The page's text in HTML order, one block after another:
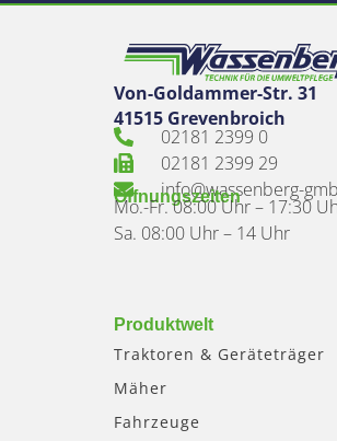
Von-Goldammer-Str. 31
41515 Grevenbroich
02181 2399 0
02181 2399 29
info@wassenberg-
Öffnungszeiten
Mo.-Fr. 08:00 Uhr – 17:30
Sa. 08:00 Uhr – 14 Uhr
Produktwelt
Traktoren & Geräteträger
Mäher
Fahrzeuge